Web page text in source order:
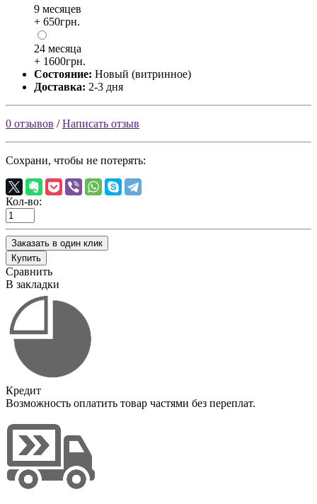
9 месяцев
+ 650грн.
24 месяца
+ 1600грн.
Состояние: Новый (витринное)
Доставка: 2-3 дня
0 отзывов /Написать отзыв
Сохрани, чтобы не потерять:
Кол-во:
Заказать в один клик
Купить
Сравнить
В закладки
Кредит
Возможность оплатить товар частями без переплат.